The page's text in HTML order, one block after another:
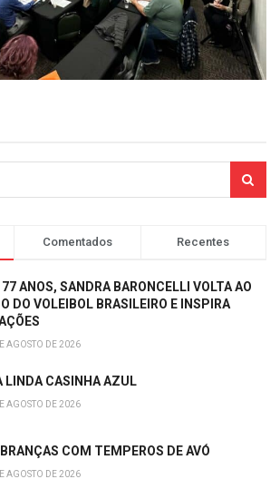
Comentados Recentes
ANOS, SANDRA BARONCELLI VOLTA AO
DO VOLEIBOL BRASILEIRO E INSPIRA
AGOSTO DE 2026
LINDA CASINHA AZUL
AGOSTO DE 2026
COM TEMPEROS DE AVÓ
AGOSTO DE 2026